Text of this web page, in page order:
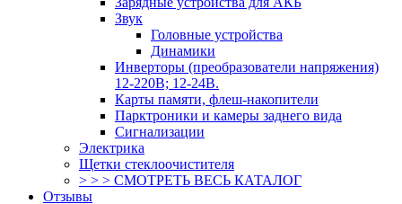
Звук
Головные устройства
Динамики
Инверторы (преобразователи напряжения)
12-220В; 12-24В.
Карты памяти, флеш-накопители
Парктроники и камеры заднего вида
Сигнализации
Электрика
Щетки стеклоочистителя
> > > СМОТРЕТЬ ВЕСЬ КАТАЛОГ
Отзывы